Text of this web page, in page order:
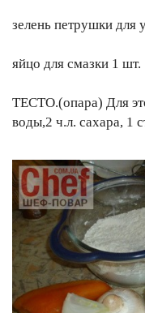
зелень петрушки для
яйцо для смазки 1 шт.
ТЕСТО.(опара) Для
воды,2 ч.л. сахара, 1